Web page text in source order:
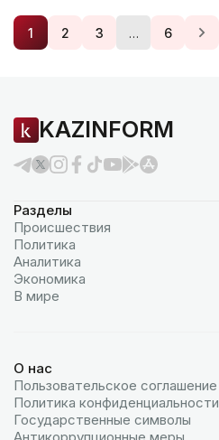
1 2 3 … 6
KAZINFORM
Разделы
Происшествия
Политика
Аналитика
Экономика
В мире
О нас
Пользовательское соглашение
Политика конфиденциальности
Государственные символы